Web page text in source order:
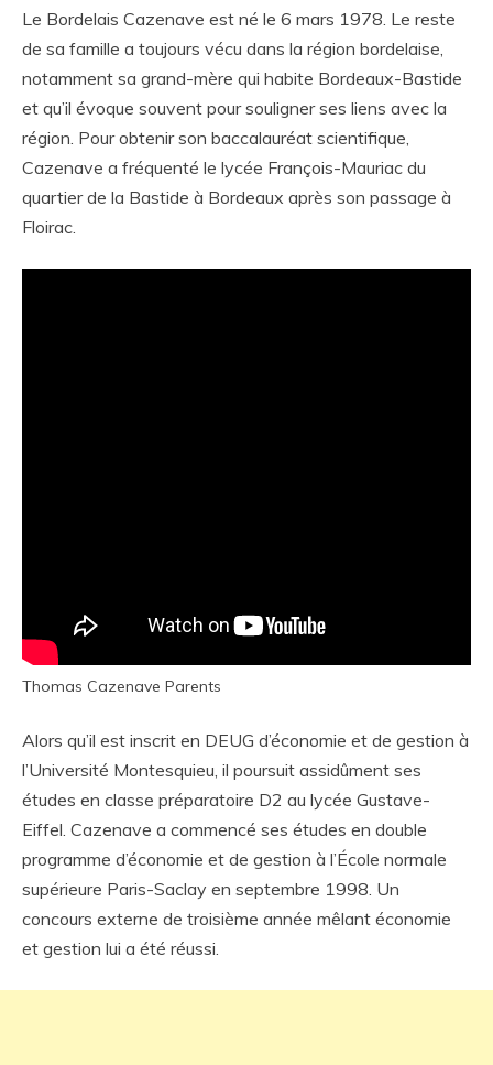
Le Bordelais Cazenave est né le 6 mars 1978. Le reste
de sa famille a toujours vécu dans la région bordelaise,
notamment sa grand-mère qui habite Bordeaux-Bastide
et qu’il évoque souvent pour souligner ses liens avec la
région. Pour obtenir son baccalauréat scientifique,
Cazenave a fréquenté le lycée François-Mauriac du
quartier de la Bastide à Bordeaux après son passage à
Floirac.
Thomas Cazenave Parents
Alors qu’il est inscrit en DEUG d’économie et de gestion à
l’Université Montesquieu, il poursuit assidûment ses
études en classe préparatoire D2 au lycée Gustave-
Eiffel. Cazenave a commencé ses études en double
programme d’économie et de gestion à l’École normale
supérieure Paris-Saclay en septembre 1998. Un
concours externe de troisième année mêlant économie
et gestion lui a été réussi.